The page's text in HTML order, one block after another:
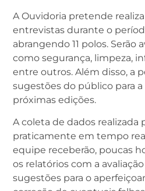
A Ouvidoria pretende
entrevistas durante o
abrangendo 11 polos. Serão
como segurança, limpeza,
entre outros. Além disso, a
sugestões do público para
próximas edições.
A coleta de dados realizada
praticamente em tempo
equipe receberão, poucas
os relatórios com a
sugestões para o